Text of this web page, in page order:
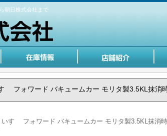
朝日株式会社まで
ゞ フォワード バキュームカー モリタ製3.5KL抹消
すゞ フォワード バキュームカー モリタ製3.5KL抹消